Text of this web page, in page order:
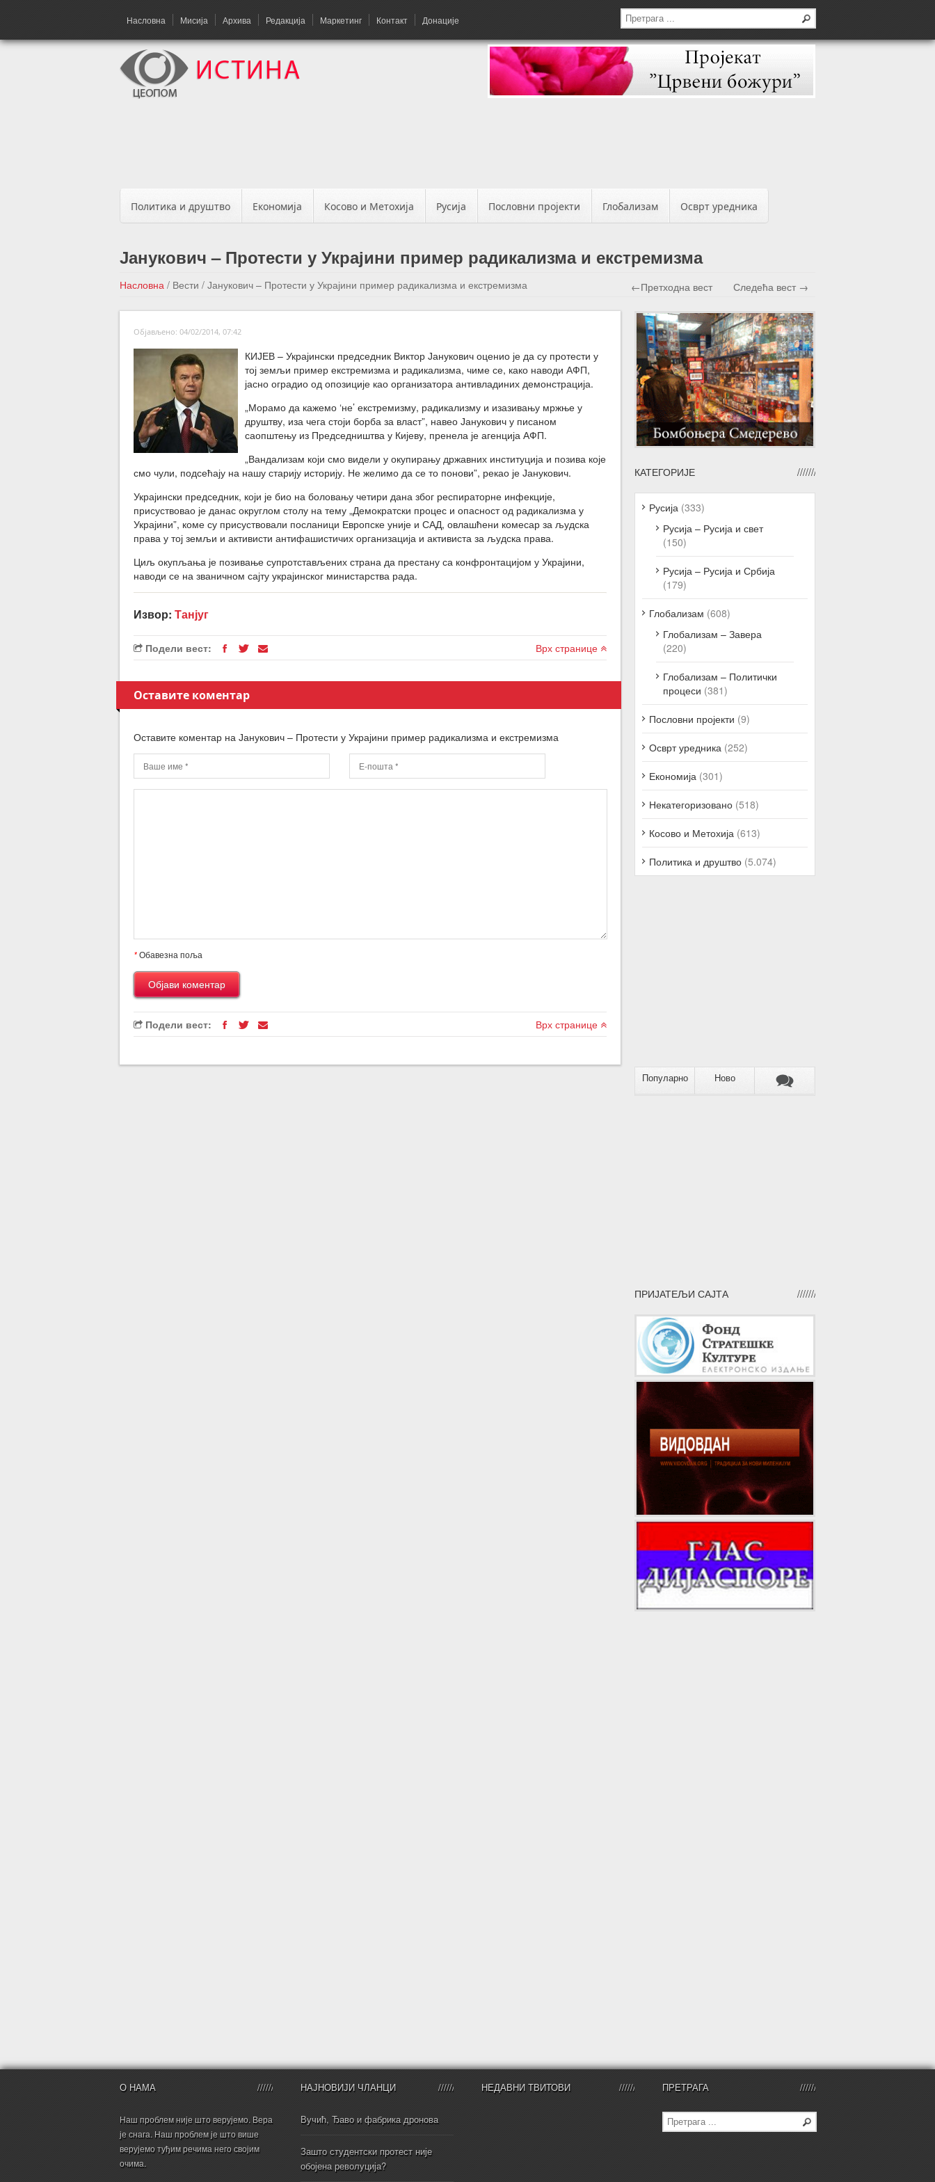
Насловна Мисија Архива Редакција Маркетинг Контакт Донације
Политика и друштво Економија Косово и Метохија Русија Пословни пројекти Глобализам Осврт уредника
Јанукович – Протести у Украјини пример радикализма и екстремизма
Насловна / Вести / Јанукович – Протести у Украјини пример радикализма и екстремизма ←Претходна вест Следећа вест →
Објављено: 04/02/2014, 07:42
КИЈЕВ – Украјински председник Виктор Јанукович оценио је да су протести у
тој земљи пример екстремизма и радикализма, чиме се, како наводи АФП,
јасно оградио од опозиције као организатора антивладиних демонстрација.
„Морамо да кажемо ‘не’ екстремизму, радикализму и изазивању мржње у
друштву, иза чега стоји борба за власт”, навео Јанукович у писаном
саопштењу из Председништва у Кијеву, пренела је агенција АФП.
„Вандализам који смо видели у окупирању државних институција и позива које
смо чули, подсећају на нашу старију историју. Не желимо да се то понови”, рекао је Јанукович.
Украјински председник, који је био на боловању четири дана због респираторне инфекције,
присуствовао је данас округлом столу на тему „Демократски процес и опасност од радикализма у
Украјини”, коме су присуствовали посланици Европске уније и САД, овлашћени комесар за људска
права у тој земљи и активисти антифашистичих организација и активиста за људска права.
Циљ окупљања је позивање супротстављених страна да престану са конфронтацијом у Украјини,
наводи се на званичном сајту украјинског министарства рада.
Извор: Танјуг
Подели вест: Врх странице
Оставите коментар
Оставите коментар на Јанукович – Протести у Украјини пример радикализма и екстремизма
*Обавезна поља
Подели вест: Врх странице
КАТЕГОРИЈЕ
Русија (333)
Русија – Русија и свет
(150)
Русија – Русија и Србија
(179)
Глобализам (608)
Глобализам – Завера
(220)
Глобализам – Политички
процеси (381)
Пословни пројекти (9)
Осврт уредника (252)
Економија (301)
Некатегоризовано (518)
Косово и Метохија (613)
Политика и друштво (5.074)
Популарно Ново
ПРИЈАТЕЉИ САЈТА
О НАМА
Наш проблем није што верујемо. Вера
је снага. Наш проблем је што више
верујемо туђим речима него својим
очима.
НАЈНОВИЈИ ЧЛАНЦИ
Вучић, Ђаво и фабрика дронова
Зашто студентски протест није
обојена револуција?
НЕДАВНИ ТВИТОВИ ПРЕТРАГА